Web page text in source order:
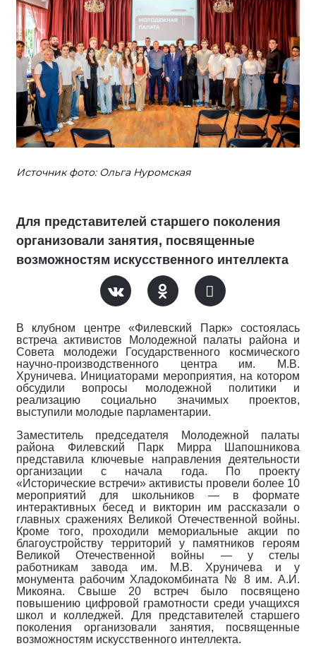
Источник фото: Ольга Нуромская
Для представителей старшего поколения
организовали занятия, посвященные
возможностям искусственного интеллекта
В клубном центре «Филевский Парк» состоялась
встреча активистов Молодежной палаты района и
Совета молодежи Государственного космического
научно-производственного центра им. М.В.
Хруничева. Инициаторами мероприятия, на котором
обсудили вопросы молодежной политики и
реализацию социально значимых проектов,
выступили молодые парламентарии.
Заместитель председателя Молодежной палаты
района Филевский Парк Мирра Шапошникова
представила ключевые направления деятельности
организации с начала года. По проекту
«Исторические встречи» активисты провели более 10
мероприятий для школьников — в формате
интерактивных бесед и викторин им рассказали о
главных сражениях Великой Отечественной войны.
Кроме того, проходили мемориальные акции по
благоустройству территорий у памятников героям
Великой Отечественной войны — у стелы
работникам завода им. М.В. Хруничева и у
монумента рабочим Хладокомбината № 8 им. А.И.
Микояна. Свыше 20 встреч было посвящено
повышению цифровой грамотности среди учащихся
школ и колледжей. Для представителей старшего
поколения организовали занятия, посвященные
возможностям искусственного интеллекта.